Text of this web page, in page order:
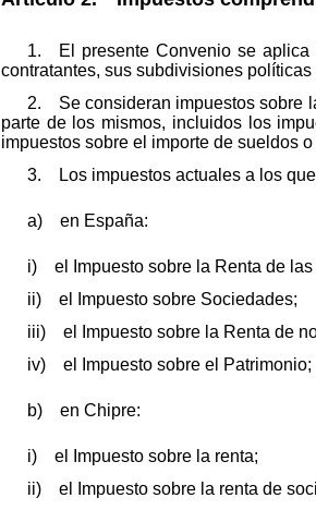
1. El presente Convenio se aplica
contratantes, sus subdivisiones
2. Se consideran impuestos sobre
parte de los mismos, incluidos los
impuestos sobre el importe de sueldos
3. Los impuestos actuales a los
a) en España:
i) el Impuesto sobre la Renta de las
ii) el Impuesto sobre Sociedades;
iii) el Impuesto sobre la Renta de
iv) el Impuesto sobre el Patrimonio;
b) en Chipre:
i) el Impuesto sobre la renta;
ii) el Impuesto sobre la renta de